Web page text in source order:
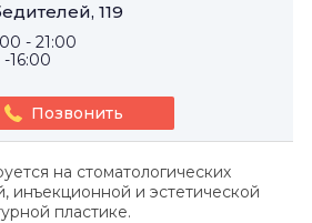
119
- 21:00
16:00
Позвонить
на стоматологических
инъекционной и эстетической
пластике.